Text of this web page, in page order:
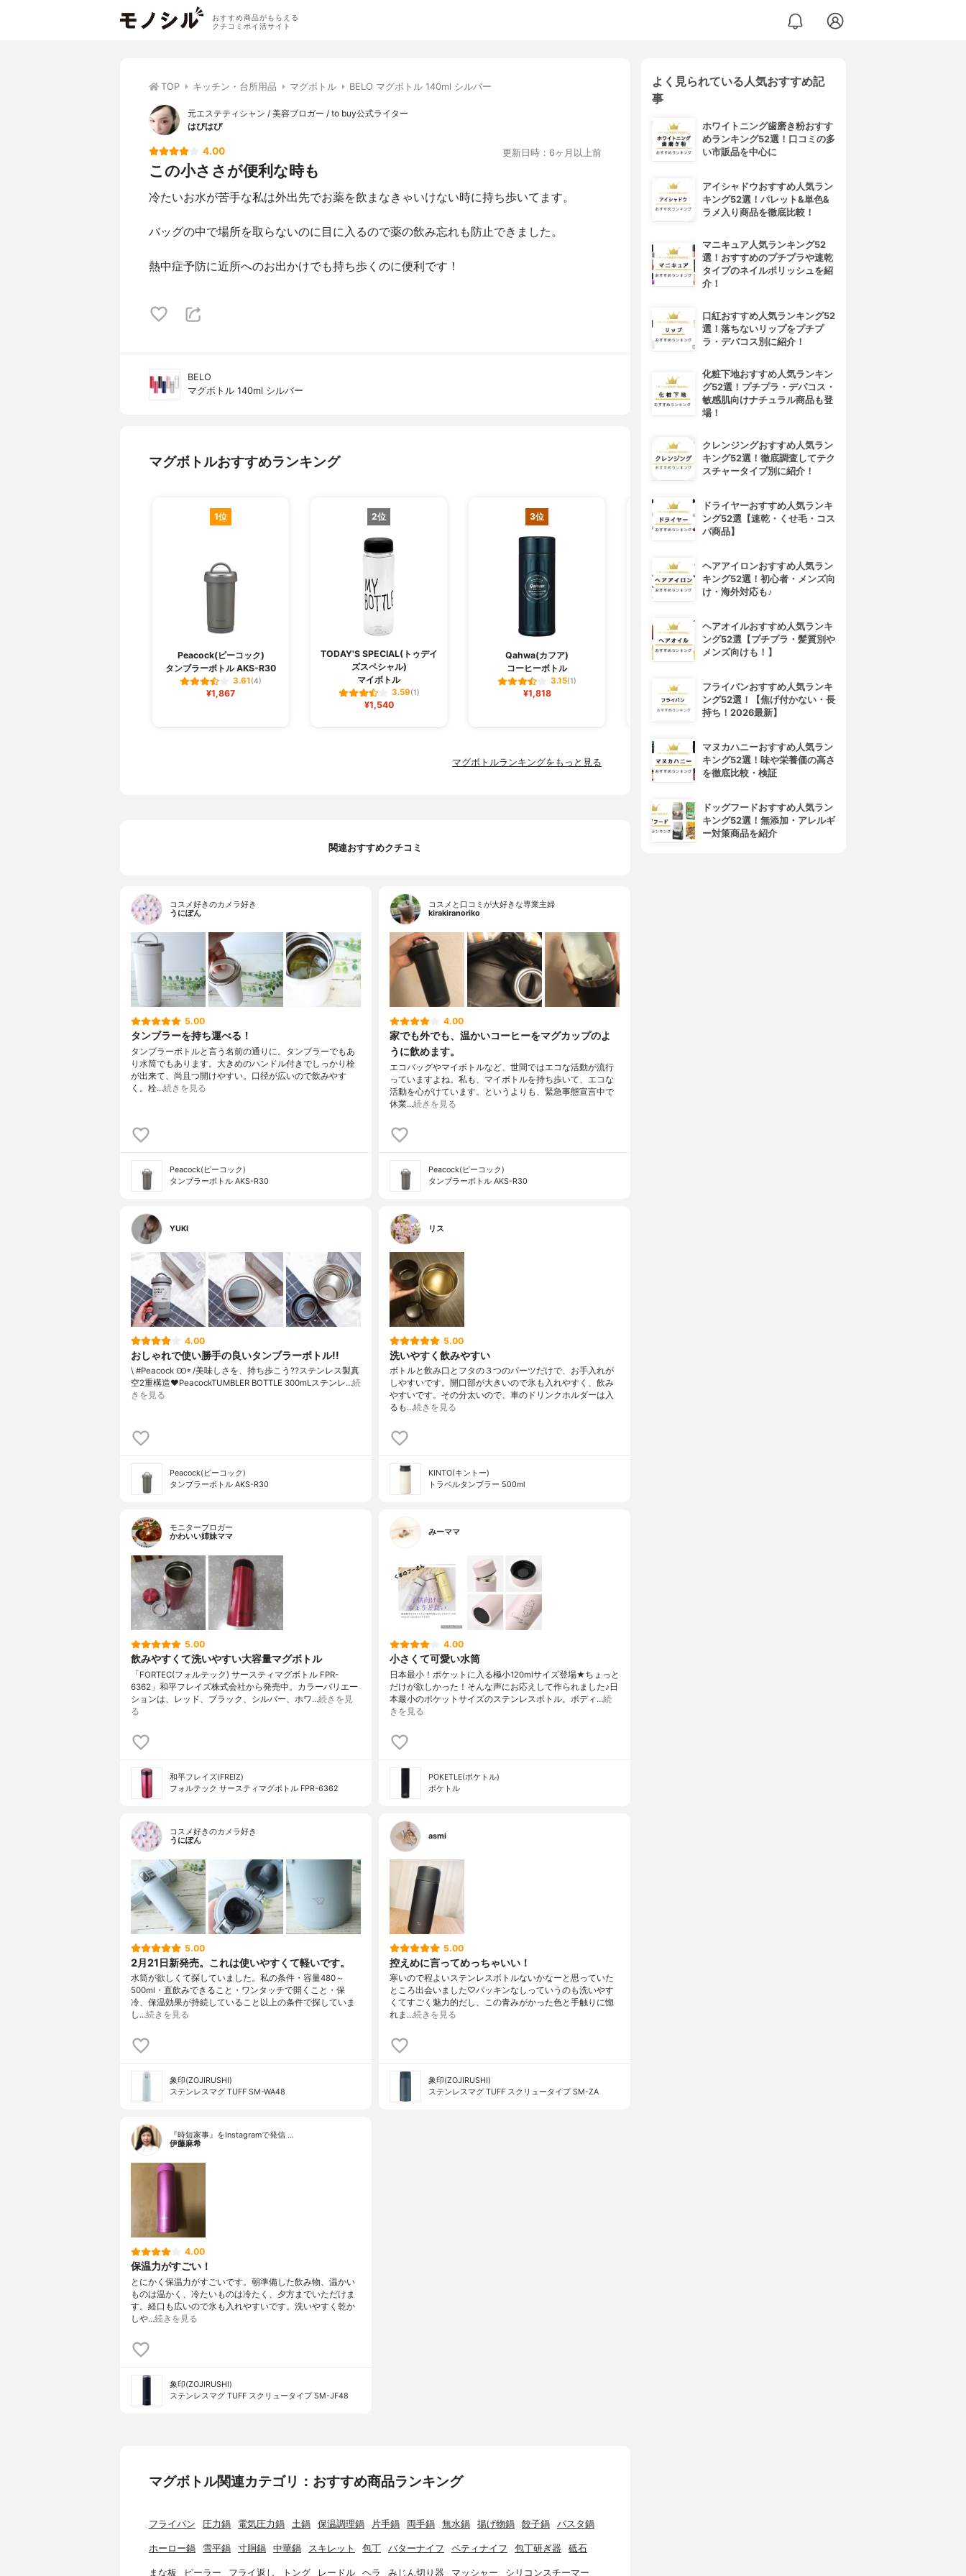
おすすめ商品がもらえる
クチコミポイ活サイト
TOP キッチン・台所用品 マグボトル BELO マグボトル 140ml シルバー
元エステティシャン / 美容ブロガー / to buy公式ライター
はぴはぴ
4.00 更新日時：6ヶ月以上前
この小ささが便利な時も
冷たいお水が苦手な私は外出先でお薬を飲まなきゃいけない時に持ち歩いてます。
バッグの中で場所を取らないのに目に入るので薬の飲み忘れも防止できました。
熱中症予防に近所へのお出かけでも持ち歩くのに便利です！
BELO
マグボトル 140ml シルバー
マグボトルおすすめランキング
1位
Peacock(ピーコック)
タンブラーボトル AKS-R30
3.61(4)
¥1,867
2位
TODAY'S SPECIAL(トゥデイ
ズスペシャル)
マイボトル
3.59(1)
¥1,540
3位
Qahwa(カフア)
コーヒーボトル
3.15(1)
¥1,818
4位
THERMOS(サーモス)
754
3.15(1)
¥2,530
マグボトルランキングをもっと見る
関連おすすめクチコミ
コスメ好きのカメラ好き
うにぽん
5.00
タンブラーを持ち運べる！
タンブラーボトルと言う名前の通りに。タンブラーでもあ
り水筒でもあります。大きめのハンドル付きでしっかり栓
が出来て、尚且つ開けやすい。口径が広いので飲みやす
く。栓…続きを見る
Peacock(ピーコック)
タンブラーボトル AKS-R30
コスメと口コミが大好きな専業主婦
kirakiranoriko
4.00
家でも外でも、温かいコーヒーをマグカップのよ
うに飲めます。
エコバッグやマイボトルなど、世間ではエコな活動が流行
っていますよね。私も、マイボトルを持ち歩いて、エコな
活動を心がけています。というよりも、緊急事態宣言中で
休業…続きを見る
Peacock(ピーコック)
タンブラーボトル AKS-R30
YUKI
4.00
おしゃれで使い勝手の良いタンブラーボトル!!
\ #Peacock Ꙭ꙳ / 美味しさを、持ち歩こう??ステンレス製真
空2重構造♥︎ PeacockTUMBLER BOTTLE 300mLステンレ…続
きを見る
Peacock(ピーコック)
タンブラーボトル AKS-R30
リス
5.00
洗いやすく飲みやすい
ボトルと飲み口とフタの３つのパーツだけで、お手入れが
しやすいです。開口部が大きいので氷も入れやすく、飲み
やすいです。その分太いので、車のドリンクホルダーは入
るも…続きを見る
KINTO(キントー)
トラベルタンブラー 500ml
モニターブロガー
かわいい姉妹ママ
5.00
飲みやすくて洗いやすい大容量マグボトル
「FORTEC(フォルテック) サースティマグボトル FPR-
6362」和平フレイズ株式会社から発売中。カラーバリエー
ションは、レッド、ブラック、シルバー、ホワ…続きを見
る
和平フレイズ(FREIZ)
フォルテック サースティマグボトル FPR-6362
みーママ
4.00
小さくて可愛い水筒
日本最小！ポケットに入る極小120mlサイズ登場★ちょっと
だけが欲しかった！そんな声にお応えして作られました♪日
本最小のポケットサイズのステンレスボトル。ボディ…続
きを見る
POKETLE(ポケトル)
ポケトル
コスメ好きのカメラ好き
うにぽん
5.00
2月21日新発売。これは使いやすくて軽いです。
水筒が欲しくて探していました。私の条件・容量480～
500ml・直飲みできること・ワンタッチで開くこと・保
冷、保温効果が持続していること以上の条件で探していま
し…続きを見る
象印(ZOJIRUSHI)
ステンレスマグ TUFF SM-WA48
asmi
5.00
控えめに言ってめっちゃいい！
寒いので程よいステンレスボトルないかなーと思っていた
ところ出会いました♡パッキンなしっていうのも洗いやす
くてすごく魅力的だし、この青みがかった色と手触りに惚
れま…続きを見る
象印(ZOJIRUSHI)
ステンレスマグ TUFF スクリュータイプ SM-ZA
『時短家事』をInstagramで発信 …
伊藤麻希
4.00
保温力がすごい！
とにかく保温力がすごいです。朝準備した飲み物、温かい
ものは温かく、冷たいものは冷たく、夕方までいただけま
す。経口も広いので氷も入れやすいです。洗いやすく乾か
しや…続きを見る
象印(ZOJIRUSHI)
ステンレスマグ TUFF スクリュータイプ SM-JF48
マグボトル関連カテゴリ：おすすめ商品ランキング
フライパン 圧力鍋 電気圧力鍋 土鍋 保温調理鍋 片手鍋 両手鍋 無水鍋 揚げ物鍋 餃子鍋 パスタ鍋
ホーロー鍋 雪平鍋 寸胴鍋 中華鍋 スキレット 包丁 バターナイフ ペティナイフ 包丁研ぎ器 砥石
まな板 ピーラー フライ返し トング レードル ヘラ みじん切り器 マッシャー シリコンスチーマー
よく見られている人気おすすめ記
事
ホワイトニング歯磨き粉おすす
めランキング52選！口コミの多
い市販品を中心に
アイシャドウおすすめ人気ラン
キング52選！パレット&単色&
ラメ入り商品を徹底比較！
マニキュア人気ランキング52
選！おすすめのプチプラや速乾
タイプのネイルポリッシュを紹
介！
口紅おすすめ人気ランキング52
選！落ちないリップをプチプ
ラ・デパコス別に紹介！
化粧下地おすすめ人気ランキン
グ52選！プチプラ・デパコス・
敏感肌向けナチュラル商品も登
場！
クレンジングおすすめ人気ラン
キング52選！徹底調査してテク
スチャータイプ別に紹介！
ドライヤーおすすめ人気ランキ
ング52選【速乾・くせ毛・コス
パ商品】
ヘアアイロンおすすめ人気ラン
キング52選！初心者・メンズ向
け・海外対応も♪
ヘアオイルおすすめ人気ランキ
ング52選【プチプラ・髪質別や
メンズ向けも！】
フライパンおすすめ人気ランキ
ング52選！【焦げ付かない・長
持ち！2026最新】
マヌカハニーおすすめ人気ラン
キング52選！味や栄養価の高さ
を徹底比較・検証
ドッグフードおすすめ人気ラン
キング52選！無添加・アレルギ
ー対策商品を紹介